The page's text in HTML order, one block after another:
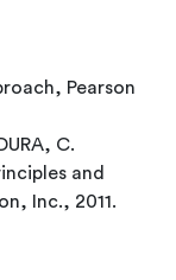
Pearson
C.
and
Inc., 2011.